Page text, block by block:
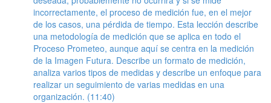
incorrectamente, el proceso de medición fue, en el mejor
de los casos, una pérdida de tiempo. Esta lección describe
una metodología de medición que se aplica en todo el
Proceso Prometeo, aunque aquí se centra en la medición
de la Imagen Futura. Describe un formato de medición,
analiza varios tipos de medidas y describe un enfoque para
realizar un seguimiento de varias medidas en una
organización. (11:40)